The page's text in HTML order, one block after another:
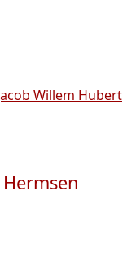
Willem Hubert